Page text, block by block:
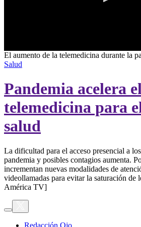
0
seconds
of
minutes,
58
seconds
El aumento de la telemedicina durante la
Salud
Pandemia acelera
telemedicina para
salud
La dificultad para el acceso presencial a
pandemia y posibles contagios aumenta.
incrementan nuevas modalidades de
videollamadas para evitar la saturación de
América TV]
Redacción Ojo